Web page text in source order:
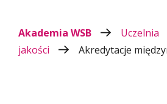
Akademia WSB Uczelnia
jakości
Akredytacje